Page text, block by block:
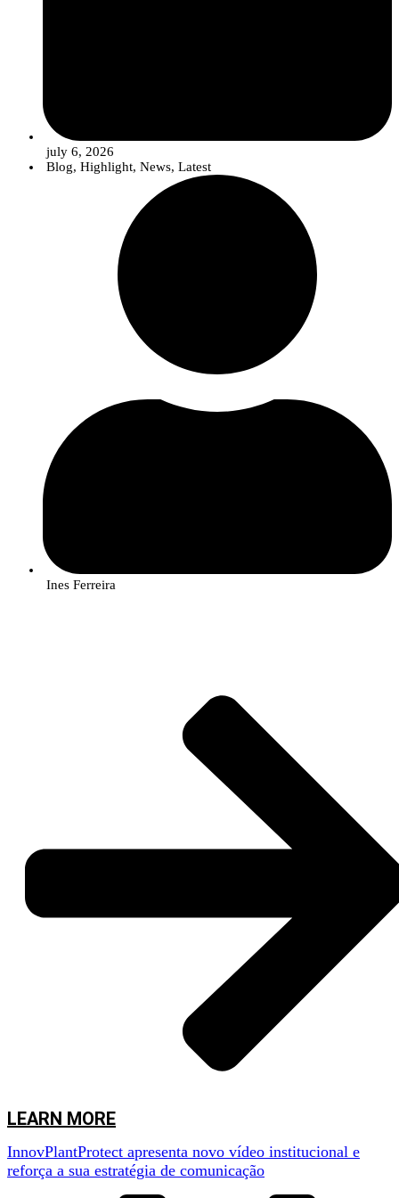
july 6, 2026
Blog, Highlight, News, Latest
Ines Ferreira
LEARN MORE
InnovPlantProtect apresenta novo vídeo institucional e
reforça a sua estratégia de comunicação